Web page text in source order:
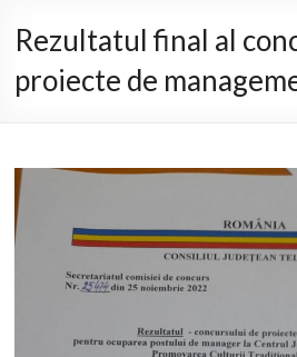
Rezultatul final al
proiecte de